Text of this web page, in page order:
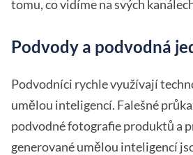
tomu, co vidíme na svých
Podvody a podvodná
Podvodníci rychle využívají
umělou inteligencí. Falešné
podvodné fotografie produktů a
generované umělou inteligencí